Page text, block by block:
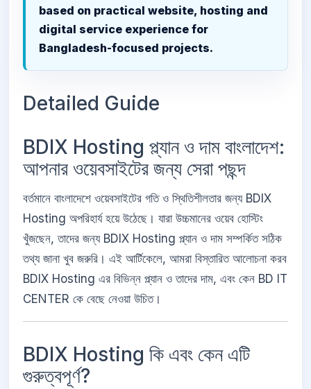
based on practical website, hosting and
digital service experience for
Bangladesh-focused projects.
Detailed Guide
BDIX Hosting প্ল্যান ও দাম বাংলাদেশ:
আপনার ওয়েবসাইটের জন্য সেরা পছন্দ
বর্তমানে বাংলাদেশে ওয়েবসাইটের গতি ও স্থিতিশীলতার জন্য BDIX
Hosting অপরিহার্য হয়ে উঠেছে। যারা উচ্চমানের ওয়েব হোস্টিং
খুঁজছেন, তাদের জন্য BDIX Hosting প্ল্যান ও দাম সম্পর্কিত সঠিক
তথ্য জানা খুব জরুরি। এই আর্টিকেলে, আমরা বিস্তারিত আলোচনা করব
BDIX Hosting এর বিভিন্ন প্ল্যান ও তাদের দাম, এবং কেন BD IT
CENTER কে বেছে নেওয়া উচিত।
BDIX Hosting কি এবং কেন এটি
গুরুত্বপূর্ণ?